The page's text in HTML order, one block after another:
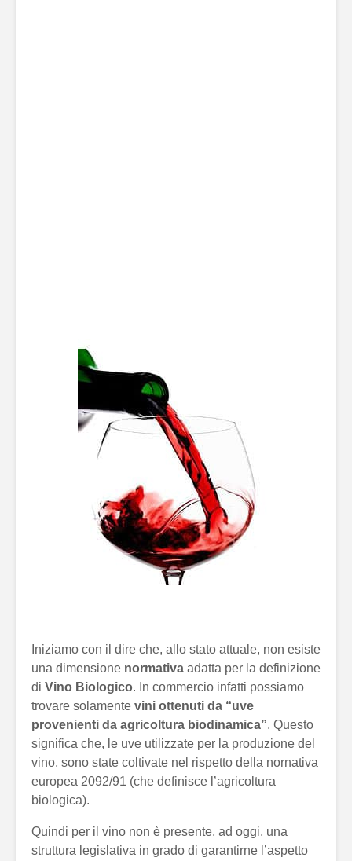
Iniziamo con il dire che, allo stato attuale, non esiste
una dimensione normativa adatta per la definizione
di Vino Biologico. In commercio infatti possiamo
trovare solamente vini ottenuti da “uve
provenienti da agricoltura biodinamica”. Questo
significa che, le uve utilizzate per la produzione del
vino, sono state coltivate nel rispetto della nornativa
europea 2092/91 (che definisce l’agricoltura
biologica).
Quindi per il vino non è presente, ad oggi, una
struttura legislativa in grado di garantirne l’aspetto